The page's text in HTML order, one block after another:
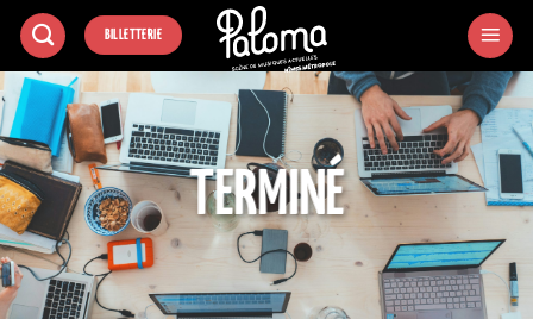
Passer
contenu
BILLETTERIE
TERMINÉ